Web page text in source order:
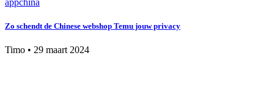
Zo schendt de Chinese webshop Temu jouw privacy
Timo • 29 maart 2024